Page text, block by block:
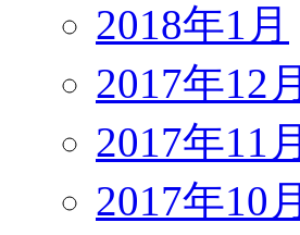
2018年1月
2017年12月
2017年11月
2017年10月